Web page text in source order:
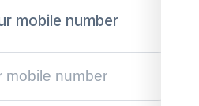
mobile number